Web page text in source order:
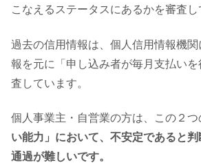
こなえるステータスにあるかを審査し
過去の信用情報は、個人信用情報機
報を元に「申し込み者が毎月支払い
査しています。
個人事業主・自営業の方は、この２つ
い能力」において、不安定であると
通過が難しいです。